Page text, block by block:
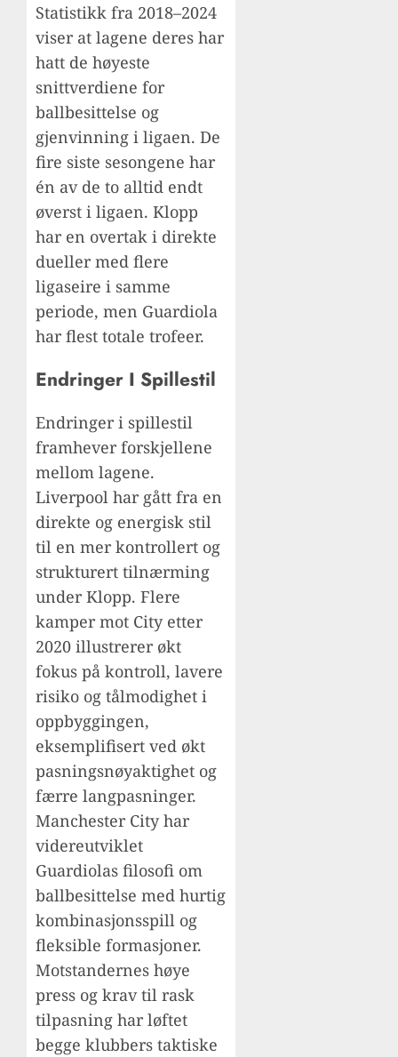
Statistikk fra 2018–2024
viser at lagene deres har
hatt de høyeste
snittverdiene for
ballbesittelse og
gjenvinning i ligaen. De
fire siste sesongene har
én av de to alltid endt
øverst i ligaen. Klopp
har en overtak i direkte
dueller med flere
ligaseire i samme
periode, men Guardiola
har flest totale trofeer.
Endringer I Spillestil
Endringer i spillestil
framhever forskjellene
mellom lagene.
Liverpool har gått fra en
direkte og energisk stil
til en mer kontrollert og
strukturert tilnærming
under Klopp. Flere
kamper mot City etter
2020 illustrerer økt
fokus på kontroll, lavere
risiko og tålmodighet i
oppbyggingen,
eksemplifisert ved økt
pasningsnøyaktighet og
færre langpasninger.
Manchester City har
videreutviklet
Guardiolas filosofi om
ballbesittelse med hurtig
kombinasjonsspill og
fleksible formasjoner.
Motstandernes høye
press og krav til rask
tilpasning har løftet
begge klubbers taktiske